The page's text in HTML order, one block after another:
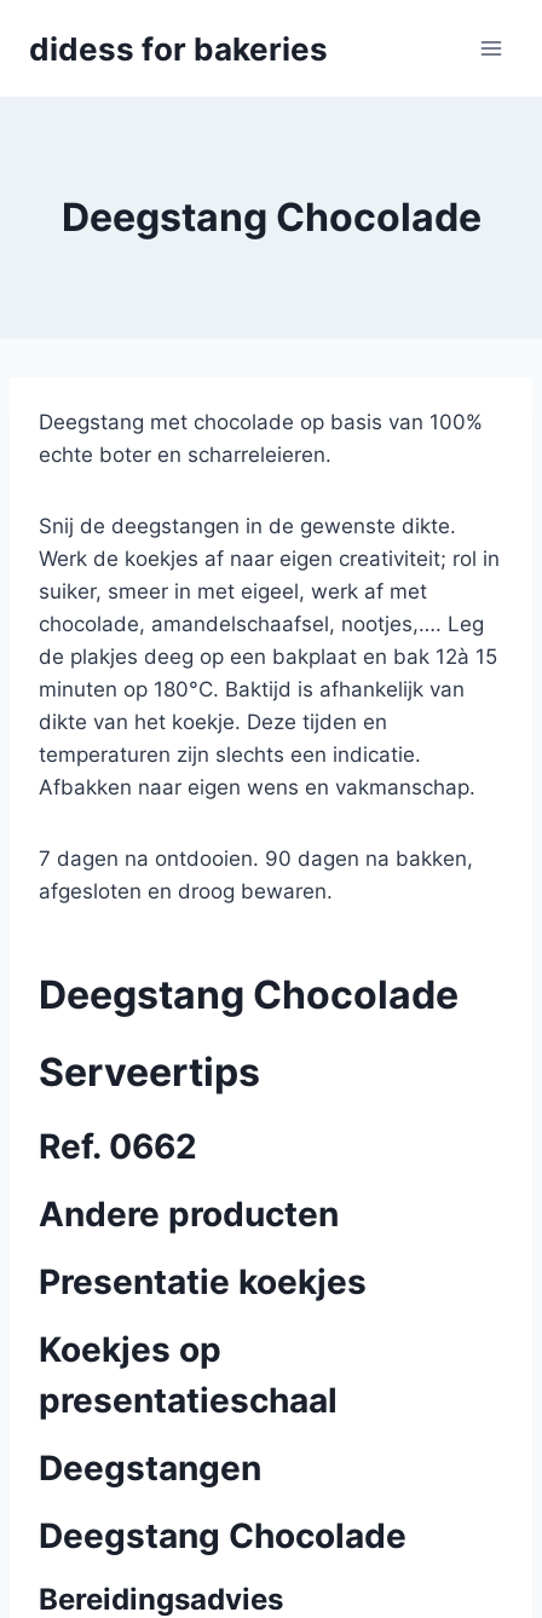
didess for bakeries
Deegstang Chocolade
Deegstang met chocolade op basis van 100%
echte boter en scharreleieren.
Snij de deegstangen in de gewenste dikte.
Werk de koekjes af naar eigen creativiteit; rol in
suiker, smeer in met eigeel, werk af met
chocolade, amandelschaafsel, nootjes,…. Leg
de plakjes deeg op een bakplaat en bak 12à 15
minuten op 180°C. Baktijd is afhankelijk van
dikte van het koekje. Deze tijden en
temperaturen zijn slechts een indicatie.
Afbakken naar eigen wens en vakmanschap.
7 dagen na ontdooien. 90 dagen na bakken,
afgesloten en droog bewaren.
Deegstang Chocolade
Serveertips
Ref. 0662
Andere producten
Presentatie koekjes
Koekjes op
presentatieschaal
Deegstangen
Deegstang Chocolade
Bereidingsadvies